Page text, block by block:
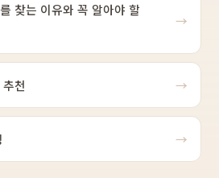
찾는 이유와 꼭 알아야 할
→
천 →
→